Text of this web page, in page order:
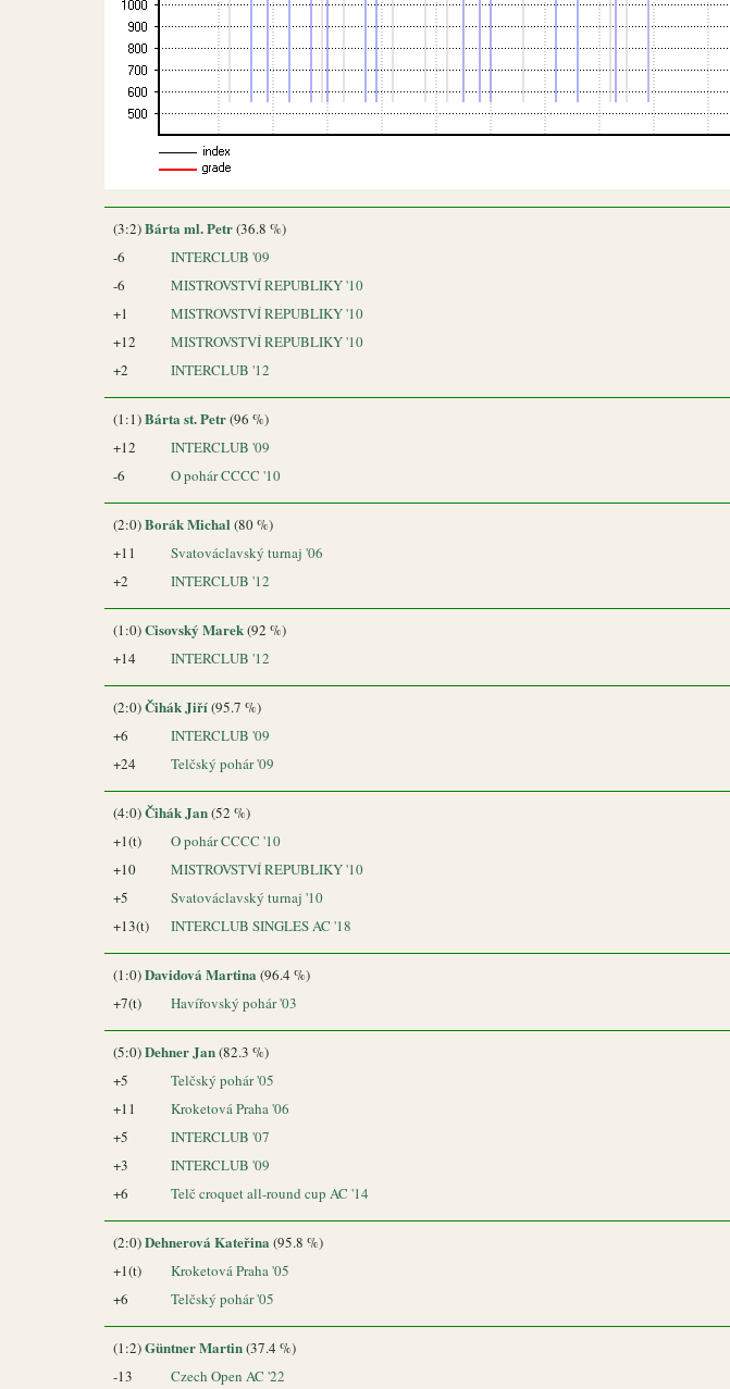
(3:2)Bárta ml. Petr(36.8 %)
-6
INTERCLUB '09
-6
MISTROVSTVÍ REPUBLIKY '10
+1
MISTROVSTVÍ REPUBLIKY '10
+12
MISTROVSTVÍ REPUBLIKY '10
+2
INTERCLUB '12
(1:1)Bárta st. Petr(96 %)
+12
INTERCLUB '09
-6
O pohár CCCC '10
(2:0)Borák Michal (80 %)
+11
Svatováclavský turnaj '06
+2
INTERCLUB '12
(1:0)Cisovský Marek(92 %)
+14
INTERCLUB '12
(2:0)Čihák Jiří(95.7 %)
+6
INTERCLUB '09
+24
Telčský pohár '09
(4:0)Čihák Jan(52 %)
+1(t)
O pohár CCCC '10
+10
MISTROVSTVÍ REPUBLIKY '10
+5
Svatováclavský turnaj '10
+13(t)
INTERCLUB SINGLES AC '18
(1:0)Davidová Martina (96.4 %)
+7(t)
Havířovský pohár '03
(5:0)Dehner Jan(82.3 %)
+5
Telčský pohár '05
+11
Kroketová Praha '06
+5
INTERCLUB '07
+3
INTERCLUB '09
+6
Telč croquet all-round cup AC '14
(2:0)Dehnerová Kateřina (95.8 %)
+1(t)
Kroketová Praha '05
+6
Telčský pohár '05
(1:2)Güntner Martin(37.4 %)
-13
Czech Open AC '22